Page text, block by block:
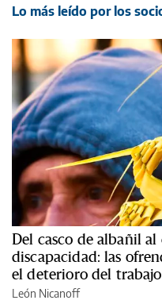
Lo más leído por los
Del casco de albañil
discapacidad: las
el deterioro del trabajo
León Nicanoff